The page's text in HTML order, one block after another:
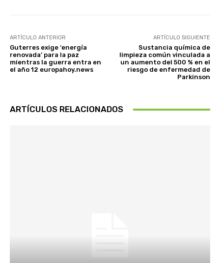
ARTÍCULO ANTERIOR
Guterres exige ‘energía
renovada’ para la paz
mientras la guerra entra en
el año 12 europahoy.news
ARTÍCULO SIGUIENTE
Sustancia química de
limpieza común vinculada a
un aumento del 500 % en el
riesgo de enfermedad de
Parkinson
ARTÍCULOS RELACIONADOS